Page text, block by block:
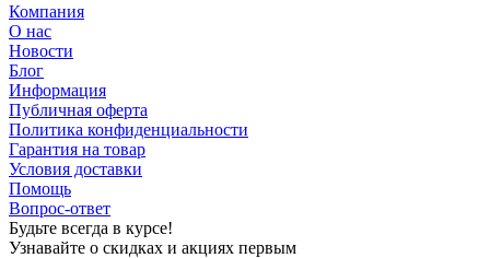
Компания
О нас
Новости
Блог
Информация
Публичная оферта
Политика конфиденциальности
Гарантия на товар
Условия доставки
Помощь
Вопрос-ответ
Будьте всегда в курсе!
Узнавайте о скидках и акциях первым